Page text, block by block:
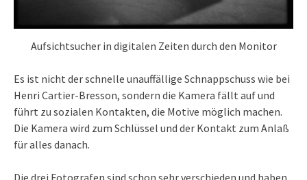
Aufsichtsucher in digitalen Zeiten durch den Monitor
Es ist nicht der schnelle unauffällige Schnappschuss wie bei
Henri Cartier-Bresson, sondern die Kamera fällt auf und
führt zu sozialen Kontakten, die Motive möglich machen.
Die Kamera wird zum Schlüssel und der Kontakt zum Anlaß
für alles danach.
Die drei Fotografen sind schon sehr verschieden und haben